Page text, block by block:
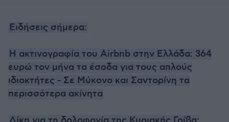
Ειδήσεις σήμερα:
Η ακτινογραφία του Αirbnb στην Ελλάδα: 364
ευρώ τον μήνα τα έσοδα για τους απλούς
ιδιοκτήτες - Σε Μύκονο και Σαντορίνη τα
περισσότερα ακίνητα